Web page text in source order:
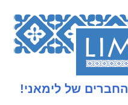
של לימאני!